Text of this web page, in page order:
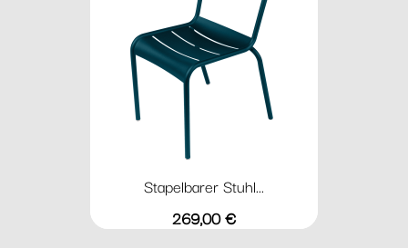
Stapelbarer Stuhl...
Preis
269,00 €